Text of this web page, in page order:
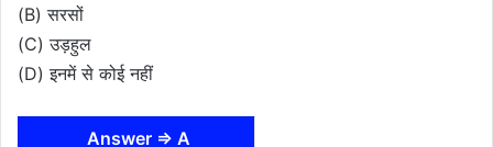
(B) सरसों
(C) उड़हुल
(D) इनमें से कोई नहीं
Answer ⇒ A